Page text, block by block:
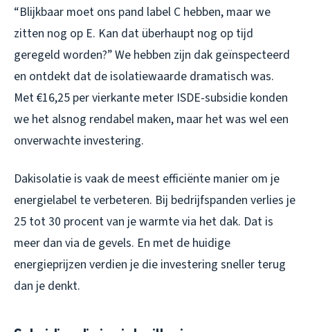
“Blijkbaar moet ons pand label C hebben, maar we
zitten nog op E. Kan dat überhaupt nog op tijd
geregeld worden?” We hebben zijn dak geïnspecteerd
en ontdekt dat de isolatiewaarde dramatisch was.
Met €16,25 per vierkante meter ISDE-subsidie konden
we het alsnog rendabel maken, maar het was wel een
onverwachte investering.
Dakisolatie is vaak de meest efficiënte manier om je
energielabel te verbeteren. Bij bedrijfspanden verlies je
25 tot 30 procent van je warmte via het dak. Dat is
meer dan via de gevels. En met de huidige
energieprijzen verdien je die investering sneller terug
dan je denkt.